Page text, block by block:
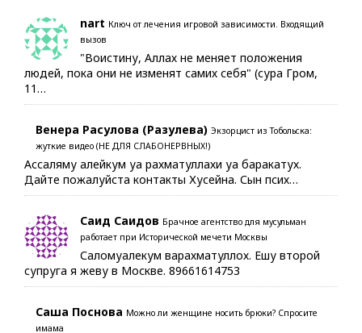
nart Ключ от лечения игровой зависимости. Входящий
вызов
"Воистину, Аллах не меняет положения
людей, пока они не изменят самих себя" (сура Гром,
11…
Венера Расулова (Разулева) Экзорцист из Тобольска:
жуткие видео (НЕ ДЛЯ СЛАБОНЕРВНЫХ!)
Ассаляму алейкум уа рахматуллахи уа баракатух.
Дайте пожалуйста контакты Хусейна. Сын псих…
Саид Саидов Брачное агентство для мусульман
работает при Исторической мечети Москвы
Саломуалекум варахматуллох. Ешу второй
супруга я жеву в Москве. 89661614753
Саша Поснова Можно ли женщине носить брюки? Спросите
имама